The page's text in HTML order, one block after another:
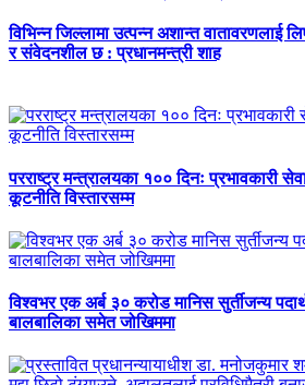
विभिन्न जिल्लामा उत्पन्न अशान्त वातावरणलाई
र संवेदनशील छ : प्रधानमन्त्री शाह
परराष्ट्र मन्त्रालयका १०० दिनः प्रभावकारी
कूटनीति विस्तारसम्म
विश्वभर एक अर्ब ३० करोड मानिस सुर्तीजन्य
बालबालिका समेत जोखिममा